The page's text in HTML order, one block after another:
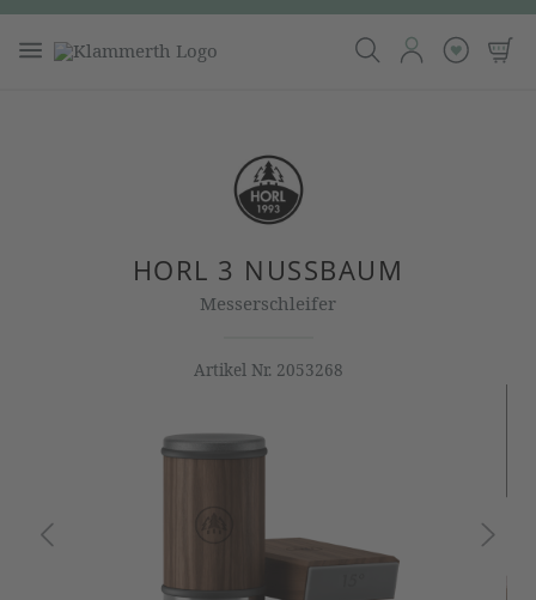
HORL 3 NUSSBAUM
Messerschleifer
Artikel Nr. 2053268